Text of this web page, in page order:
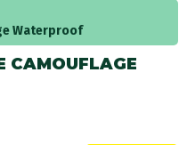
Waterproof
CAMOUFLAGE